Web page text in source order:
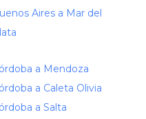
Aires a Mar del
a Mendoza
a Caleta Olivia
a Salta